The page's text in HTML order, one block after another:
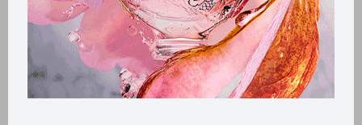
Métodos y costos de envío